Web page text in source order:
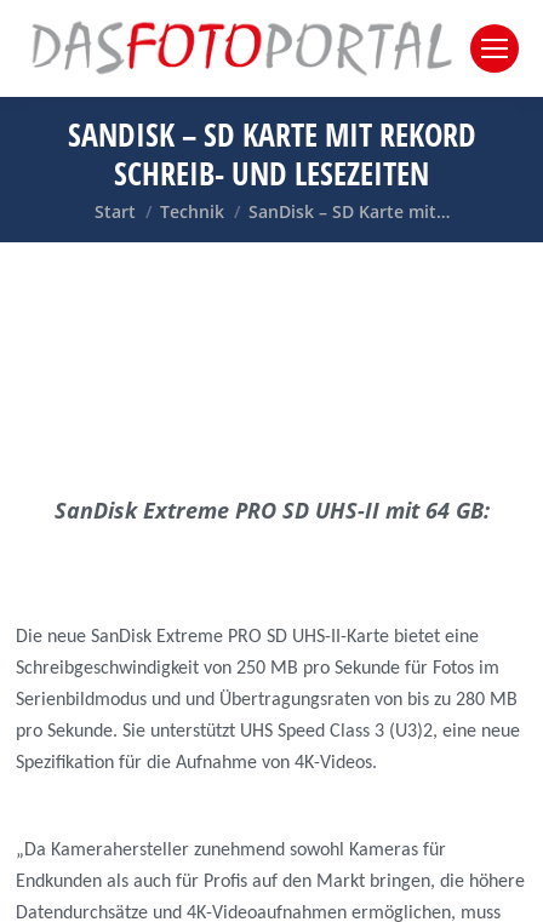
SANDISK – SD KARTE MIT REKORD
SCHREIB- UND LESEZEITEN
Sie befinden sich hier:
Start Technik SanDisk – SD Karte mit…
SanDisk Extreme PRO SD UHS-II mit 64 GB:
Die neue SanDisk Extreme PRO SD UHS-II-Karte bietet eine
Schreibgeschwindigkeit von 250 MB pro Sekunde für Fotos im
Serienbildmodus und und Übertragungsraten von bis zu 280 MB
pro Sekunde. Sie unterstützt UHS Speed Class 3 (U3)2, eine neue
Spezifikation für die Aufnahme von 4K-Videos.
„Da Kamerahersteller zunehmend sowohl Kameras für
Endkunden als auch für Profis auf den Markt bringen, die höhere
Datendurchsätze und 4K-Videoaufnahmen ermöglichen, muss